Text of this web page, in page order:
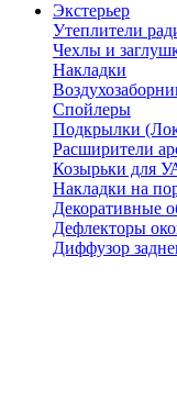
Экстерьер
Утеплители
Чехлы и
Накладки
Спойлеры
Подкрылки
Расширители
Козырьки для
Накладки на
Декоративные
Дефлекторы
Диффузор